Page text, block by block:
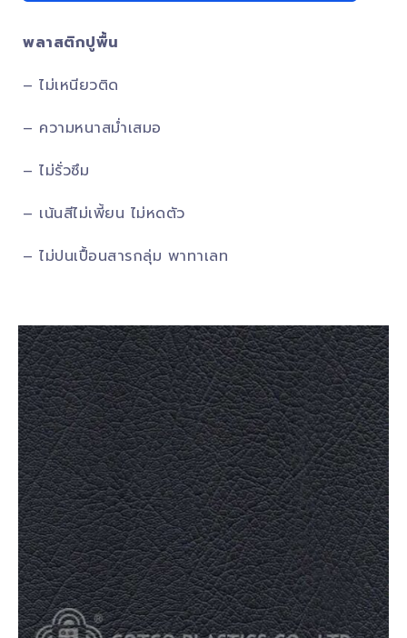
พลาสติกปูพื้น
– ไม่เหนียวติด
– ความหนาสม่ำเสมอ
– ไม่รั่วซึม
– เน้นสีไม่เพี้ยน ไม่หดตัว
– ไม่ปนเปื้อนสารกลุ่ม พาทาเลท